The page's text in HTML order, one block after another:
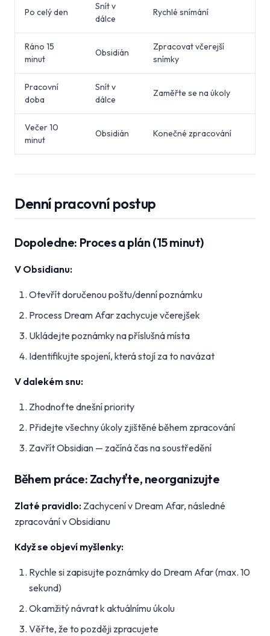
Po celý den
Snít v
dálce
Rychlé snímání
Ráno 15
minut
Obsidián
Zpracovat včerejší
snímky
Pracovní
doba
Snít v
dálce
Zaměřte se na úkoly
Večer 10
minut
Obsidián Konečné zpracování
Denní pracovní postup
Dopoledne: Proces a plán (15 minut)
V Obsidianu:
Otevřít doručenou poštu/denní poznámku
Process Dream Afar zachycuje včerejšek
Ukládejte poznámky na příslušná místa
Identifikujte spojení, která stojí za to navázat
V dalekém snu:
Zhodnoťte dnešní priority
Přidejte všechny úkoly zjištěné během zpracování
Zavřít Obsidian — začíná čas na soustředění
Během práce: Zachyťte, neorganizujte
Zlaté pravidlo: Zachycení v Dream Afar, následné
zpracování v Obsidianu
Když se objeví myšlenky:
Rychle si zapisujte poznámky do Dream Afar (max. 10
sekund)
Okamžitý návrat k aktuálnímu úkolu
Věřte, že to později zpracujete